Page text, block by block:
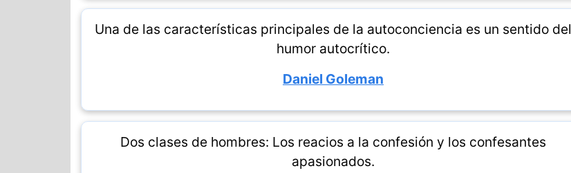
Una de las características principales de la autoconciencia es un sentido del
humor autocrítico.
Daniel Goleman
Dos clases de hombres: Los reacios a la confesión y los confesantes
apasionados.